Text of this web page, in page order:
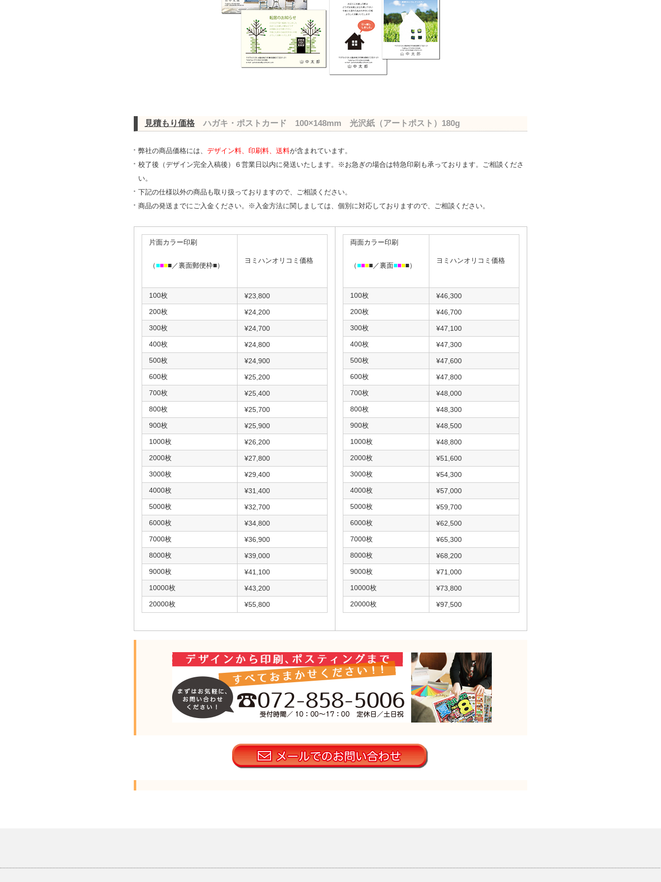
見積もり価格 ハガキ・ポストカード 100×148mm 光沢紙（アートポスト）180g
弊社の商品価格には、 デザイン料、印刷料、送料が含まれています。
校了後（デザイン完全入稿後）６営業日以内に発送いたします。※お急ぎの場合は特急印刷も承っております。ご相談くださ
い。
下記の仕様以外の商品も取り扱っておりますので、ご相談ください。
商品の発送までにご入金ください。※入金方法に関しましては、個別に対応しておりますので、ご相談ください。
片面カラー印刷
（■■■■／裏面郵便枠■）
ヨミハンオリコミ価格
100枚
¥23,800
200枚
¥24,200
300枚
¥24,700
400枚
¥24,800
500枚
¥24,900
600枚
¥25,200
700枚
¥25,400
800枚
¥25,700
900枚
¥25,900
1000枚
¥26,200
2000枚
¥27,800
3000枚
¥29,400
4000枚
¥31,400
5000枚
¥32,700
6000枚
¥34,800
7000枚
¥36,900
8000枚
¥39,000
9000枚
¥41,100
10000枚
¥43,200
20000枚
¥55,800
両面カラー印刷
（■■■■／裏面■■■■）
ヨミハンオリコミ価格
100枚
¥46,300
200枚
¥46,700
300枚
¥47,100
400枚
¥47,300
500枚
¥47,600
600枚
¥47,800
700枚
¥48,000
800枚
¥48,300
900枚
¥48,500
1000枚
¥48,800
2000枚
¥51,600
3000枚
¥54,300
4000枚
¥57,000
5000枚
¥59,700
6000枚
¥62,500
7000枚
¥65,300
8000枚
¥68,200
9000枚
¥71,000
10000枚
¥73,800
20000枚
¥97,500